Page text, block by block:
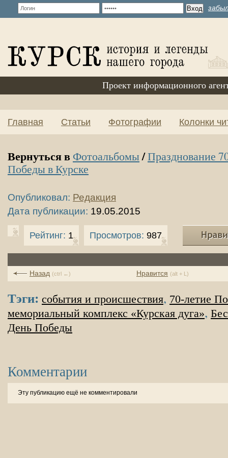
Проект информационного
Главная Статьи Фотографии Колонки
Вернуться в Фотоальбомы/Празднование
Победы в Курске
Опубликовал: Редакция
Дата публикации: 19.05.2015
Рейтинг: 1 Просмотров: 987
Нравится (alt + L)
Назад (ctrl ←)
Тэги: события и происшествия, 70-летие
мемориальный комплекс «Курская дуга»,
День Победы
Комментарии
Эту публикацию ещё не комментировали